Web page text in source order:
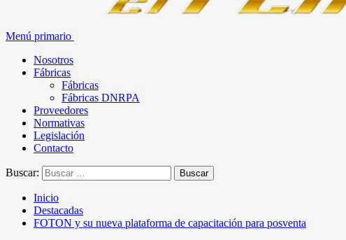
Menú primario
Nosotros
Fábricas
Fábricas
Fábricas DNRPA
Proveedores
Normativas
Legislación
Contacto
Buscar:
Inicio
Destacadas
FOTON y su nueva plataforma de capacitación para posventa